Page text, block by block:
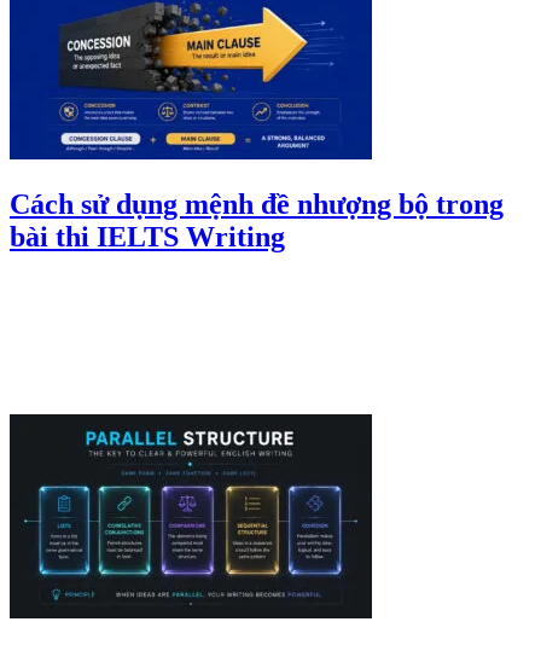
Cách sử dụng mệnh đề nhượng bộ trong
bài thi IELTS Writing